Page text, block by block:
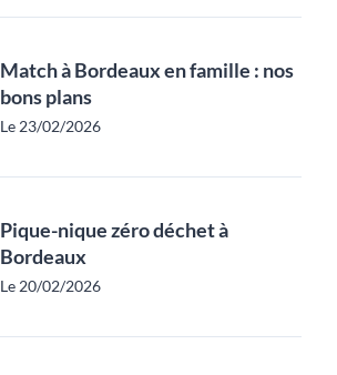
Match à Bordeaux en famille : nos
bons plans
Le 23/02/2026
Pique-nique zéro déchet à
Bordeaux
Le 20/02/2026